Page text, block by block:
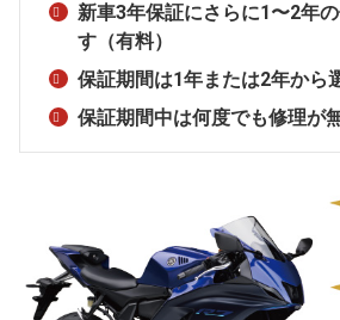
新車3年保証にさらに1〜2年
す（有料）
保証期間は1年または2年から
保証期間中は何度でも修理が